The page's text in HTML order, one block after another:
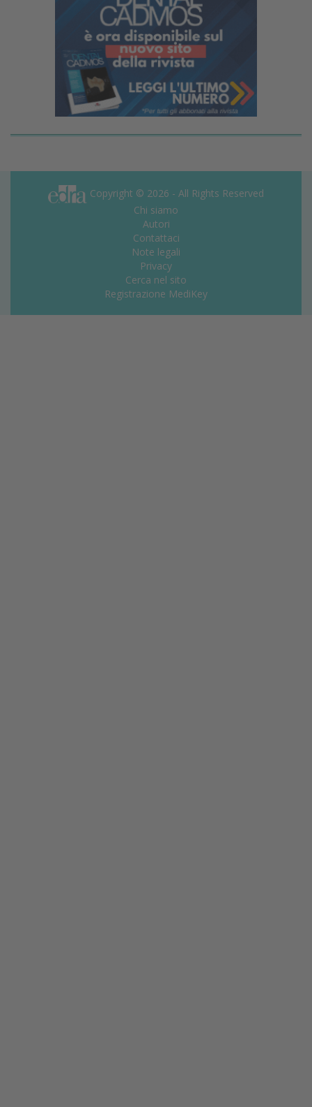
Copyright © 2026 - All Rights Reserved
Chi siamo
Autori
Contattaci
Note legali
Privacy
Cerca nel sito
Registrazione MediKey